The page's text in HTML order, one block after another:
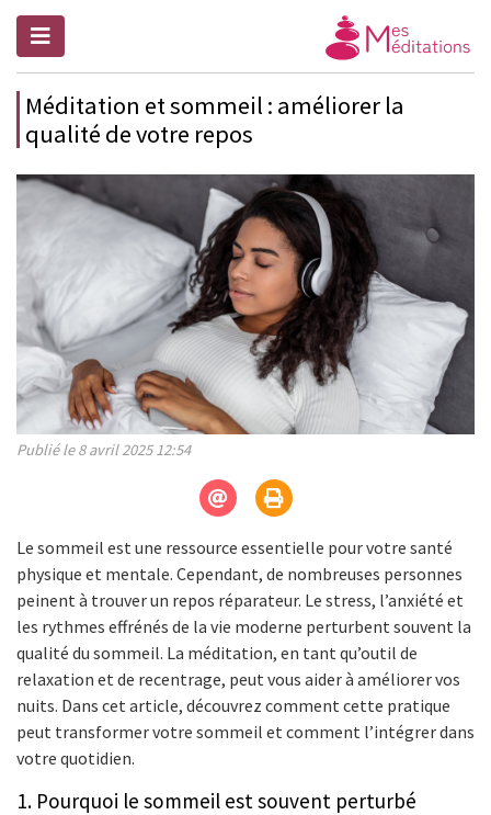
Méditation et sommeil : améliorer la
qualité de votre repos
Publié le 8 avril 2025 12:54
Le sommeil est une ressource essentielle pour votre santé
physique et mentale. Cependant, de nombreuses personnes
peinent à trouver un repos réparateur. Le stress, l’anxiété et
les rythmes effrénés de la vie moderne perturbent souvent la
qualité du sommeil. La méditation, en tant qu’outil de
relaxation et de recentrage, peut vous aider à améliorer vos
nuits. Dans cet article, découvrez comment cette pratique
peut transformer votre sommeil et comment l’intégrer dans
votre quotidien.
1. Pourquoi le sommeil est souvent perturbé